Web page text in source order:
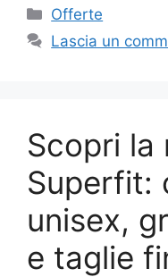
Categorie
Offerte
Lascia un
Scopri la
Superfit:
unisex,
e taglie